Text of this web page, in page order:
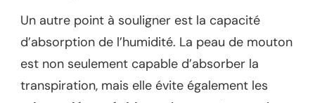
Un autre point à souligner est la capacité
d’absorption de l’humidité. La peau de mouton
est non seulement capable d’absorber la
transpiration, mais elle évite également les